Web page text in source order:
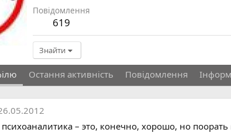
Повідомлення
619
Знайти
Остання активність Повідомлення
– это, конечно, хорошо, но поорать